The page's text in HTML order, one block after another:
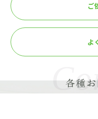
ご
よ
各種